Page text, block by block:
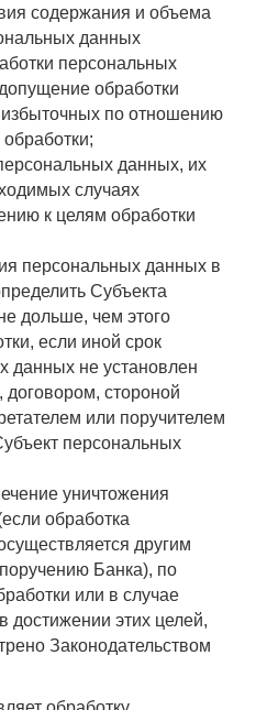
содержания и объема
данных
персональных
обработки
по отношению
данных, их
случаях
к целям обработки
персональных данных в
Субъекта
дольше, чем этого
если иной срок
данных не установлен
стороной
или поручителем
персональных
уничтожения
обработка
другим
Банка), по
или в случае
достижении этих целей,
Законодательством